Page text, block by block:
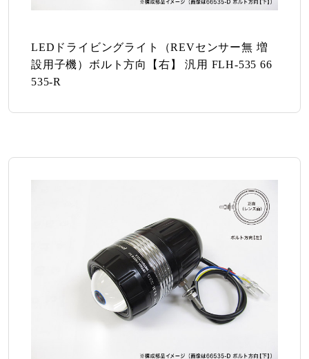
LEDドライビングライト（REVセンサー無 増
設用子機）ボルト方向【右】 汎用 FLH-535 66
535-R